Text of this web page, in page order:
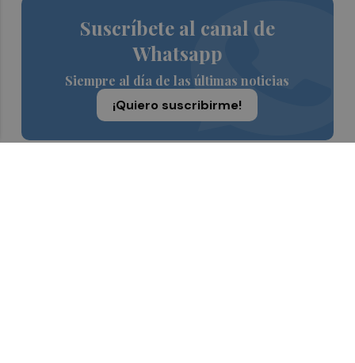
Suscríbete al canal de
Whatsapp
Siempre al día de las últimas noticias
¡Quiero suscribirme!